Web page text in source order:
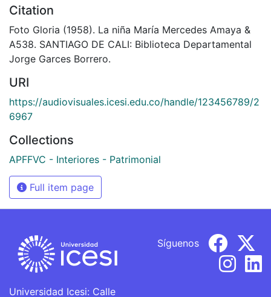
Citation
Foto Gloria (1958). La niña María Mercedes Amaya &
A538. SANTIAGO DE CALI: Biblioteca Departamental
Jorge Garces Borrero.
URI
https://audiovisuales.icesi.edu.co/handle/123456789/2
6967
Collections
APFFVC - Interiores - Patrimonial
Full item page
Universidad Icesi: Calle
Síguenos